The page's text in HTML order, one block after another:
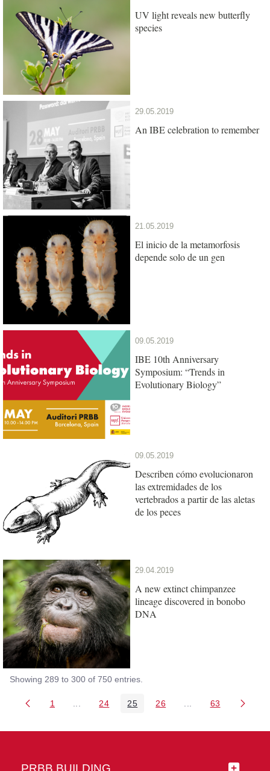
UV light reveals new butterfly
species
29.05.2019
An IBE celebration to remember
21.05.2019
El inicio de la metamorfosis
depende solo de un gen
09.05.2019
IBE 10th Anniversary
Symposium: “Trends in
Evolutionary Biology”
09.05.2019
Describen cómo evolucionaron
las extremidades de los
vertebrados a partir de las aletas
de los peces
29.04.2019
A new extinct chimpanzee
lineage discovered in bonobo
DNA
Showing 289 to 300 of 750 entries.
Page
1 Intermediate Pages Use TAB to navigate.
Page
24 Page
25 Page
26 Intermediate Pages
Page
63
PRBB BUILDING